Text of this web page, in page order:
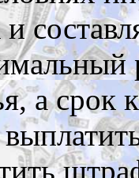
а срок